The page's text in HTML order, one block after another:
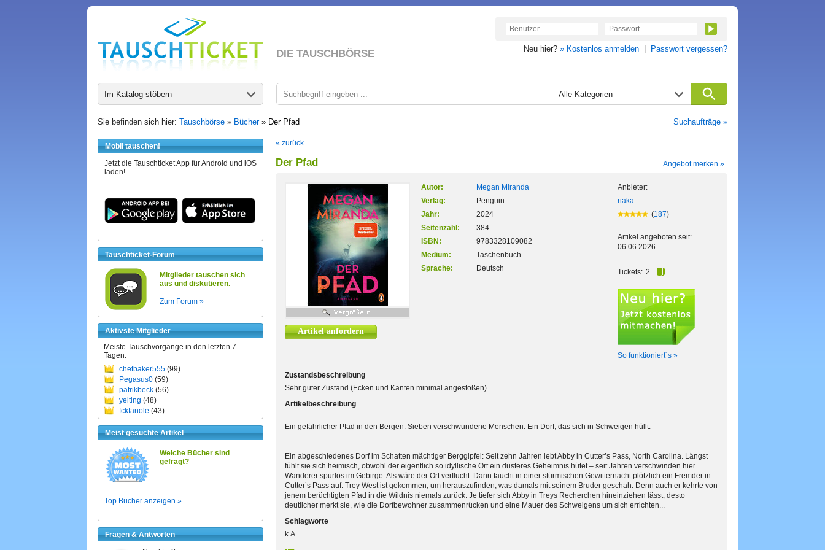
DIE TAUSCHBÖRSE Neu hier? » Kostenlos anmelden Passwort vergessen?
Im Katalog stöbern Alle Kategorien
Sie befinden sich hier: Tauschbörse » Bücher» Der Pfad Suchaufträge »
Mobil tauschen!
Jetzt die Tauschticket App für Android und iOS
laden!
Tauschticket-Forum
Mitglieder tauschen sich
aus und diskutieren.
Zum Forum »
Aktivste Mitglieder
Meiste Tauschvorgänge in den letzten 7
Tagen:
chetbaker555 (99)
Pegasus0 (59)
patrikbeck (56)
yeiting (48)
fckfanole (43)
Meist gesuchte Artikel
Welche Bücher sind
gefragt?
Top Bücher anzeigen »
Fragen & Antworten
« zurück
Der Pfad Angebot merken »
Artikel anfordern
Autor:
Megan Miranda
Verlag:
Penguin
Jahr:
2024
Seitenzahl:
384
ISBN:
9783328109082
Medium:
Taschenbuch
Sprache:
Deutsch
Anbieter:
riaka
(187)
Artikel angeboten seit:
06.06.2026
Tickets: 2
So funktioniert´s »
Zustandsbeschreibung
Sehr guter Zustand (Ecken und Kanten minimal angestoßen)
Artikelbeschreibung
Ein gefährlicher Pfad in den Bergen. Sieben verschwundene Menschen. Ein Dorf, das sich in Schweigen hüllt.
Ein abgeschiedenes Dorf im Schatten mächtiger Berggipfel: Seit zehn Jahren lebt Abby in Cutter’s Pass, North Carolina. Längst
fühlt sie sich heimisch, obwohl der eigentlich so idyllische Ort ein düsteres Geheimnis hütet – seit Jahren verschwinden hier
Wanderer spurlos im Gebirge. Als wäre der Ort verflucht. Dann taucht in einer stürmischen Gewitternacht plötzlich ein Fremder in
Cutter’s Pass auf: Trey West ist gekommen, um herauszufinden, was damals mit seinem Bruder geschah. Denn auch er kehrte von
jenem berüchtigten Pfad in die Wildnis niemals zurück. Je tiefer sich Abby in Treys Recherchen hineinziehen lässt, desto
deutlicher merkt sie, wie die Dorfbewohner zusammenrücken und eine Mauer des Schweigens um sich errichten...
Schlagworte
k.A.